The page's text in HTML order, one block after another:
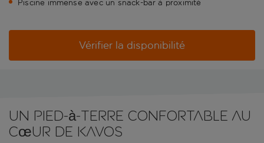
Piscine immense avec un snack-bar à proximité
Vérifier la disponibilité
Un pied-à-terre confortable au
cœur de Kavos